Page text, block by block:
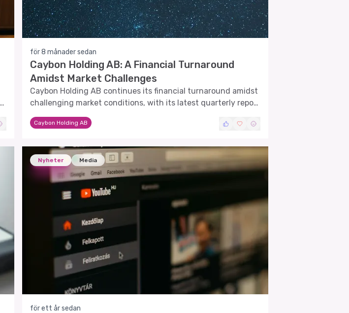
för 8 månader sedan
Caybon Holding AB: A Financial Turnaround
Amidst Market Challenges
Caybon Holding AB continues its financial turnaround amidst
challenging market conditions, with its latest quarterly report
showing signs of stabilization.
Caybon Holding AB
Nyheter Media
för ett år sedan